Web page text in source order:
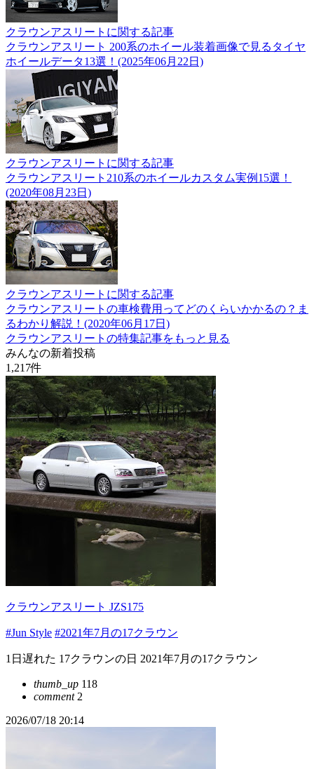
クラウンアスリートに関する記事
クラウンアスリート 200系のホイール装着画像で見るタイヤ
ホイールデータ13選！(2025年06月22日)
クラウンアスリートに関する記事
クラウンアスリート210系のホイールカスタム実例15選！
(2020年08月23日)
クラウンアスリートに関する記事
クラウンアスリートの車検費用ってどのくらいかかるの？ま
るわかり解説！(2020年06月17日)
クラウンアスリートの特集記事をもっと見る
みんなの新着投稿
1,217件
クラウンアスリート JZS175
#Jun Style #2021年7月の17クラウン
1日遅れた 17クラウンの日 2021年7月の17クラウン
thumb_up 118
comment2
2026/07/18 20:14